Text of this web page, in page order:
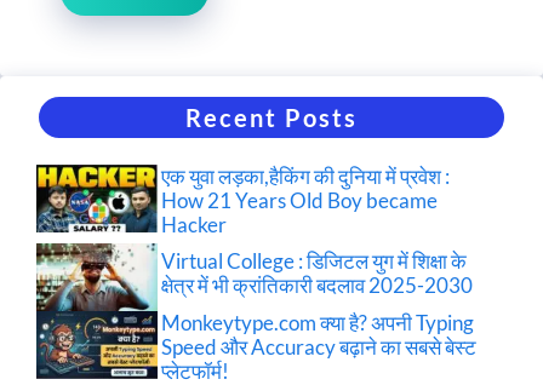
Recent Posts
एक युवा लड़का,हैकिंग की दुनिया में प्रवेश :
How 21 Years Old Boy became
Hacker
Virtual College : डिजिटल युग में शिक्षा के
क्षेत्र में भी क्रांतिकारी बदलाव 2025-2030
Monkeytype.com क्या है? अपनी Typing
Speed और Accuracy बढ़ाने का सबसे बेस्ट
प्लेटफॉर्म!